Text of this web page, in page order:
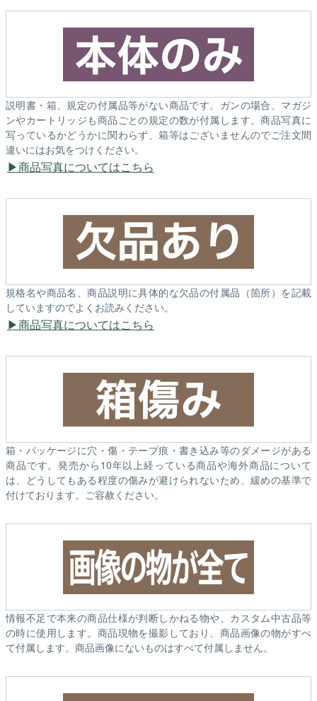
説明書・箱、規定の付属品等がない商品です。ガンの場合、マガジ
ンやカートリッジも商品ごとの規定の数が付属します。商品写真に
写っているかどうかに関わらず、箱等はございませんのでご注文間
違いにはお気をつけください。
商品写真についてはこちら
規格名や商品名、商品説明に具体的な欠品の付属品（箇所）を記載
していますのでよくお読みください。
商品写真についてはこちら
箱・パッケージに穴・傷・テープ痕・書き込み等のダメージがある
商品です。発売から10年以上経っている商品や海外商品について
は、どうしてもある程度の傷みが避けられないため、緩めの基準で
付けております。ご容赦ください。
情報不足で本来の商品仕様が判断しかねる物や、カスタム中古品等
の時に使用します。商品現物を撮影しており、商品画像の物がすべ
て付属します。商品画像にないものはすべて付属しません。